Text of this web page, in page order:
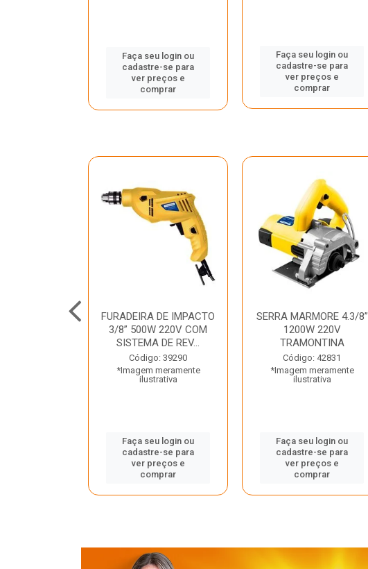
Faça seu login ou
cadastre-se para
ver preços e
comprar
Faça seu login ou
cadastre-se para
ver preços e
comprar
FURADEIRA DE IMPACTO
3/8” 500W 220V COM
SISTEMA DE REV...
Código: 39290
*Imagem meramente
ilustrativa
Faça seu login ou
cadastre-se para
ver preços e
comprar
SERRA MARMORE 4.3/8”
1200W 220V
TRAMONTINA
Código: 42831
*Imagem meramente
ilustrativa
Faça seu login ou
cadastre-se para
ver preços e
comprar